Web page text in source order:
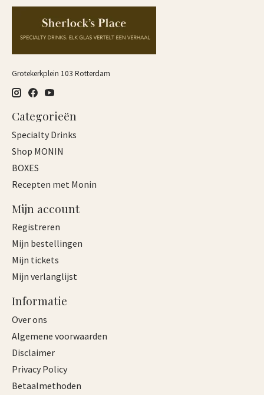
Grotekerkplein 103 Rotterdam
Categorieën
Specialty Drinks
Shop MONIN
BOXES
Recepten met Monin
Mijn account
Registreren
Mijn bestellingen
Mijn tickets
Mijn verlanglijst
Informatie
Over ons
Algemene voorwaarden
Disclaimer
Privacy Policy
Betaalmethoden